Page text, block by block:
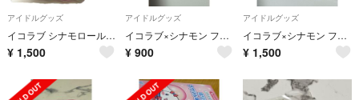
アイドルグッズ
イコラブ シナモロールコラボ 齋藤樹愛羅
¥ 1,500
アイドルグッズ
イコラブ×シナモン ファミリーマート限定魔法少女衣装アクリルネームバッジあんにゃ
¥ 900
アイドルグッズ
イコラブ×シナモン ファミリーマート限定魔法少女衣装 アクリルネームバッジいおり
¥ 1,500